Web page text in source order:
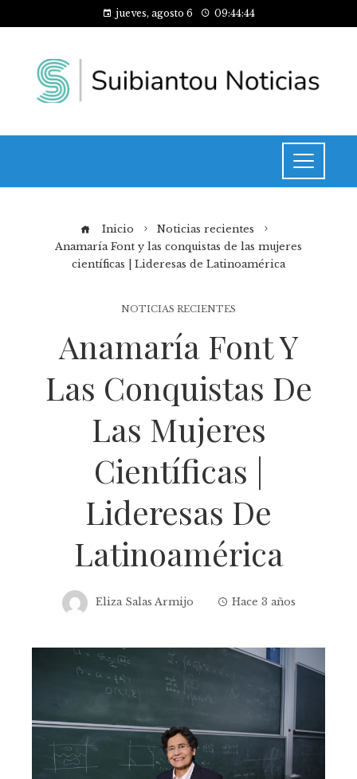
jueves, agosto 6 09:44:45
Inicio
Noticias recientes
Anamaría Font y las conquistas de las mujeres
científicas | Lideresas de Latinoamérica
NOTICIAS RECIENTES
Anamaría Font Y
Las Conquistas De
Las Mujeres
Científicas |
Lideresas De
Latinoamérica
Eliza Salas Armijo Hace 3 años